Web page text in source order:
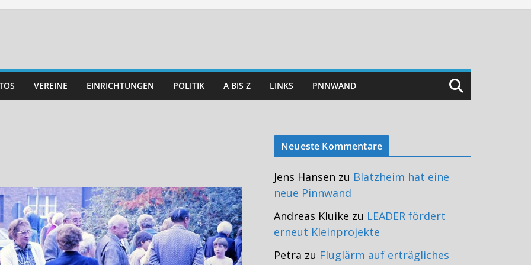
VEREINE EINRICHTUNGEN POLITIK A BIS Z LINKS PNNWAND
Neueste Kommentare
Jens Hansen zu Blatzheim hat eine
neue Pinnwand
Andreas Kluike zu LEADER fördert
erneut Kleinprojekte
Petra zu Fluglärm auf erträgliches